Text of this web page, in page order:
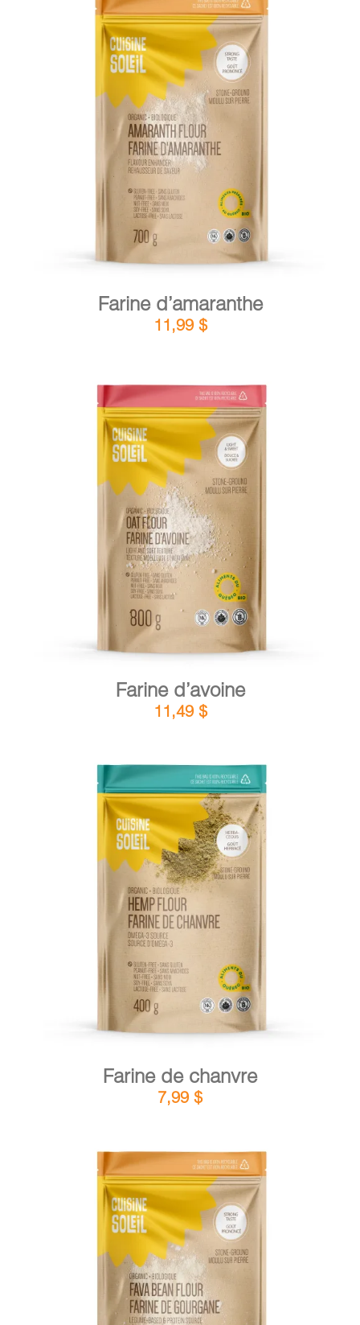
PANIER
EN
AJOUTER AU PANIER /
Farine d’amaranthe
11,99 $
AJOUTER AU PANIER / DÉTAILS
Farine d’avoine
11,49 $
AJOUTER AU PANIER
Farine de chanvre
7,99 $
AJOUTER AU PANIER /